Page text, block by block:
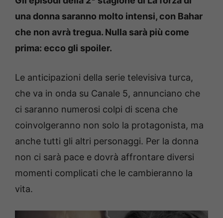
una donna saranno molto intensi, con Bahar
che non avrà tregua. Nulla sarà più come
prima: ecco gli spoiler.
Le anticipazioni della serie televisiva turca,
che va in onda su Canale 5, annunciano che
ci saranno numerosi colpi di scena che
coinvolgeranno non solo la protagonista, ma
anche tutti gli altri personaggi. Per la donna
non ci sarà pace e dovrà affrontare diversi
momenti complicati che le cambieranno la
vita.